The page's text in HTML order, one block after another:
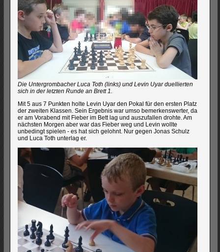
Die Untergrombacher Luca Toth (links) und Levin Uyar duellierten
sich in der letzten Runde an Brett 1.
Mit 5 aus 7 Punkten holte Levin Uyar den Pokal für den ersten Platz
der zweiten Klassen. Sein Ergebnis war umso bemerkenswerter, da
er am Vorabend mit Fieber im Bett lag und auszufallen drohte. Am
nächsten Morgen aber war das Fieber weg und Levin wollte
unbedingt spielen - es hat sich gelohnt. Nur gegen Jonas Schulz
und Luca Toth unterlag er.